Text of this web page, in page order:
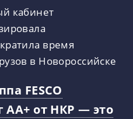
кабинет
время
в Новороссийске
FESCO
АА+ от НКР — это